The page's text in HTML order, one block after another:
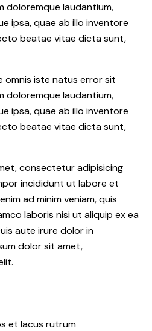
doloremque laudantium,
ipsa, quae ab illo inventore
beatae vitae dicta sunt,
omnis iste natus error sit
doloremque laudantium,
ipsa, quae ab illo inventore
beatae vitae dicta sunt,
consectetur adipisicing
incididunt ut labore et
ad minim veniam, quis
laboris nisi ut aliquip ex ea
aute irure dolor in
dolor sit amet,
et lacus rutrum